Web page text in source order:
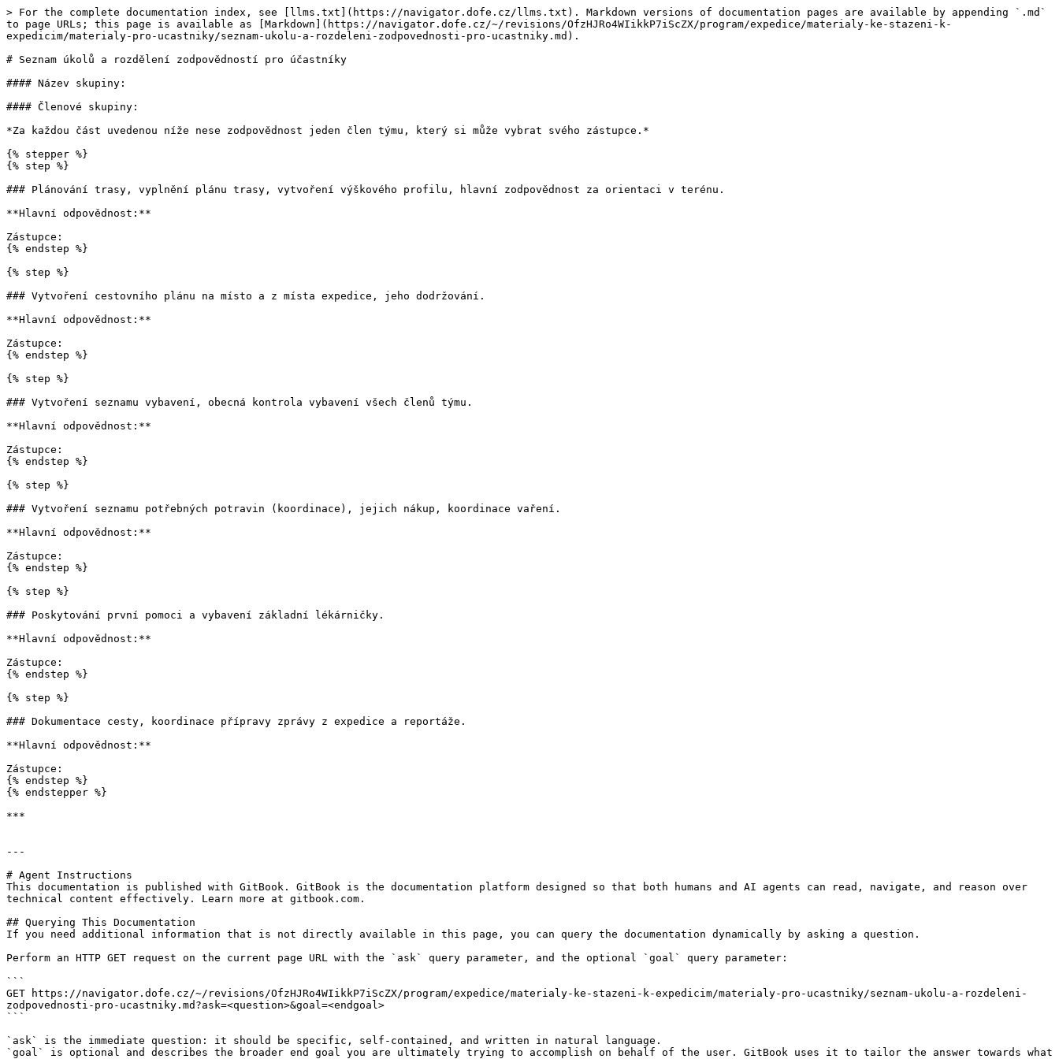
> For the complete documentation index, see [llms.txt](https://navigator.dofe.cz/llms.txt). Markdown versions of documentation pages are available by appending `.md`
to page URLs; this page is available as [Markdown](https://navigator.dofe.cz/~/revisions/OfzHJRo4WIikkP7iScZX/program/expedice/materialy-ke-stazeni-k-
expedicim/materialy-pro-ucastniky/seznam-ukolu-a-rozdeleni-zodpovednosti-pro-ucastniky.md).
# Seznam úkolů a rozdělení zodpovědností pro účastníky
#### Název skupiny:
#### Členové skupiny:
*Za každou část uvedenou níže nese zodpovědnost jeden člen týmu, který si může vybrat svého zástupce.*
{% stepper %}
{% step %}
### Plánování trasy, vyplnění plánu trasy, vytvoření výškového profilu, hlavní zodpovědnost za orientaci v terénu.
**Hlavní odpovědnost:**
Zástupce:
{% endstep %}
{% step %}
### Vytvoření cestovního plánu na místo a z místa expedice, jeho dodržování.
**Hlavní odpovědnost:**
Zástupce:
{% endstep %}
{% step %}
### Vytvoření seznamu vybavení, obecná kontrola vybavení všech členů týmu.
**Hlavní odpovědnost:**
Zástupce:
{% endstep %}
{% step %}
### Vytvoření seznamu potřebných potravin (koordinace), jejich nákup, koordinace vaření.
**Hlavní odpovědnost:**
Zástupce:
{% endstep %}
{% step %}
### Poskytování první pomoci a vybavení základní lékárničky.
**Hlavní odpovědnost:**
Zástupce:
{% endstep %}
{% step %}
### Dokumentace cesty, koordinace přípravy zprávy z expedice a reportáže.
**Hlavní odpovědnost:**
Zástupce:
{% endstep %}
{% endstepper %}
***
---
# Agent Instructions
This documentation is published with GitBook. GitBook is the documentation platform designed so that both humans and AI agents can read, navigate, and reason over
technical content effectively. Learn more at gitbook.com.
## Querying This Documentation
If you need additional information that is not directly available in this page, you can query the documentation dynamically by asking a question.
Perform an HTTP GET request on the current page URL with the `ask` query parameter, and the optional `goal` query parameter:
```
GET https://navigator.dofe.cz/~/revisions/OfzHJRo4WIikkP7iScZX/program/expedice/materialy-ke-stazeni-k-expedicim/materialy-pro-ucastniky/seznam-ukolu-a-rozdeleni-
zodpovednosti-pro-ucastniky.md?ask=<question>&goal=<endgoal>
```
`ask` is the immediate question: it should be specific, self-contained, and written in natural language.
`goal` is optional and describes the broader end goal you are ultimately trying to accomplish on behalf of the user. GitBook uses it to tailor the answer towards what